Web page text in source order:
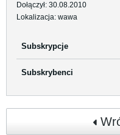
Dołączył: 30.08.2010
Lokalizacja: wawa
Subskrypcje
Subskrybenci